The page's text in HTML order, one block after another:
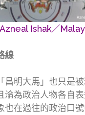
Azneal Ishak／
線
昌明大馬」也只是
淪為政治人物各自表
也在過往的政治口